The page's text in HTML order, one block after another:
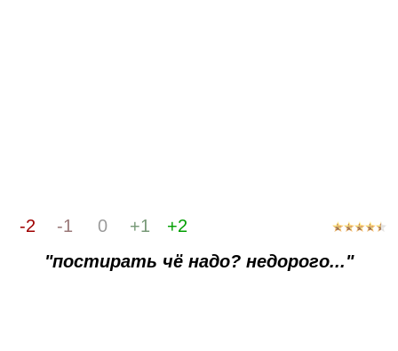
-2 -1 0 +1
+2
"постирать чё надо? недорого..."